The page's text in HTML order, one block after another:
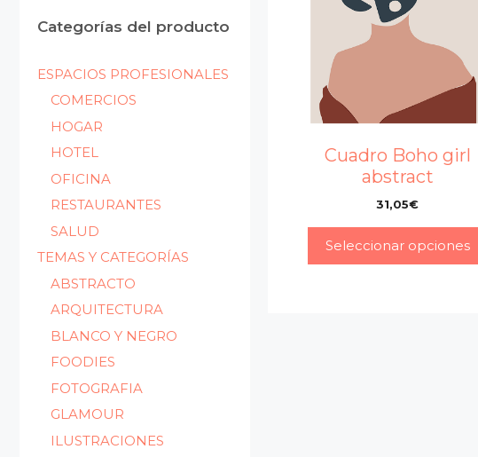
Cuadro Boho girl
abstract
31,05€
Seleccionar opciones
Categorías del producto
ESPACIOS PROFESIONALES
COMERCIOS
HOGAR
HOTEL
OFICINA
RESTAURANTES
SALUD
TEMAS Y CATEGORÍAS
ABSTRACTO
ARQUITECTURA
BLANCO Y NEGRO
FOODIES
FOTOGRAFIA
GLAMOUR
ILUSTRACIONES